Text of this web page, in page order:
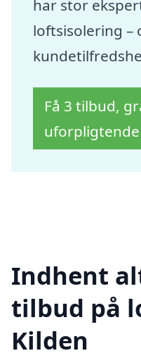
har stor
loftsisolering –
Få 3 tilbud,
uforpligtende
Indhent
tilbud på
Kilden